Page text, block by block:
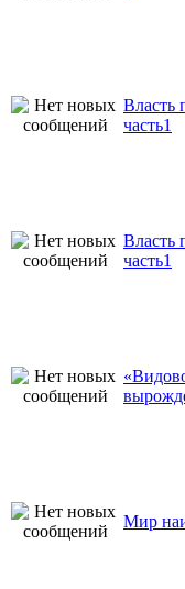
Власть
часть1
Власть
часть1
Мир